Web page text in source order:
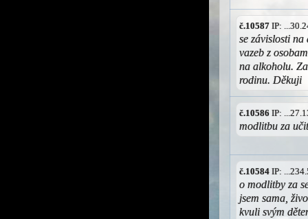
č.10587 IP:
se závislosti
vazeb z
na alkoholu.
rodinu. Děkuji
č.10586 IP:
modlitbu za
č.10584 IP:
o modlitby za
jsem sama,
kvuli svým